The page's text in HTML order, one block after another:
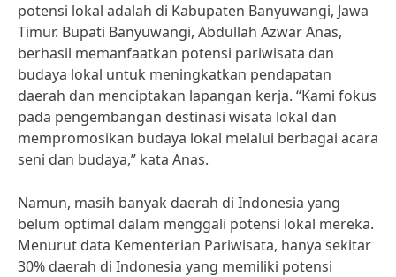
potensi lokal adalah di Kabupaten Banyuwangi, Jawa
Timur. Bupati Banyuwangi, Abdullah Azwar Anas,
berhasil memanfaatkan potensi pariwisata dan
budaya lokal untuk meningkatkan pendapatan
daerah dan menciptakan lapangan kerja. “Kami fokus
pada pengembangan destinasi wisata lokal dan
mempromosikan budaya lokal melalui berbagai acara
seni dan budaya,” kata Anas.
Namun, masih banyak daerah di Indonesia yang
belum optimal dalam menggali potensi lokal mereka.
Menurut data Kementerian Pariwisata, hanya sekitar
30% daerah di Indonesia yang memiliki potensi